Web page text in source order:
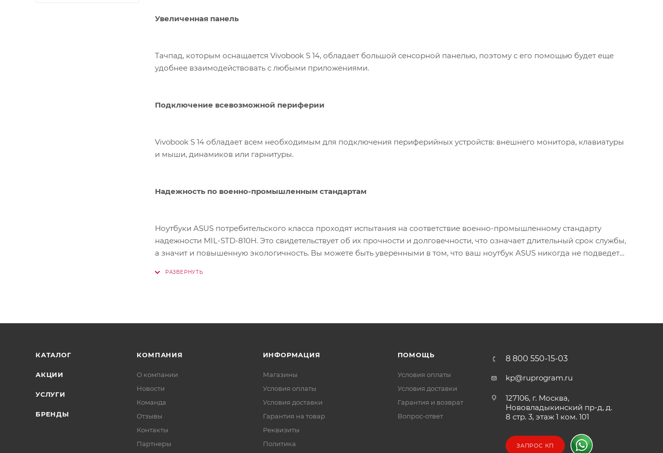
Увеличенная панель
Тачпад, которым оснащается Vivobook S 14, обладает большой сенсорной панелью, поэтому с его помощью будет еще
удобнее взаимодействовать с любыми приложениями.
Подключение всевозможной периферии
Vivobook S 14 обладает всем необходимым для подключения периферийных устройств: внешнего монитора, клавиатуры
и мыши, динамиков или гарнитуры.
Надежность по военно-промышленным стандартам
Ноутбуки ASUS потребительского класса проходят испытания на соответствие военно-промышленному стандарту
надежности MIL-STD-810H. Это свидетельствует об их прочности и долговечности, что означает длительный срок службы,
а значит и повышенную экологичность. Вы можете быть уверенными в том, что ваш ноутбук ASUS никогда не подведет
КАТАЛОГ
АКЦИИ
УСЛУГИ
БРЕНДЫ
КОМПАНИЯ
О компании
Новости
Команда
Отзывы
Контакты
Партнеры
ИНФОРМАЦИЯ
Магазины
Условия оплаты
Условия доставки
Гарантия на товар
Реквизиты
Политика
ПОМОЩЬ
Условия оплаты
Условия доставки
Гарантия и возврат
Вопрос-ответ
8 800 550-15-03
kp@ruprogram.ru
127106, г. Москва,
Нововладыкинский пр-д, д.
8 стр. 3, этаж 1 ком. 101
ЗАПРОС КП